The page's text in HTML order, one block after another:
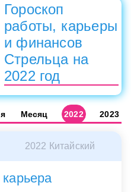
Гороскоп
работы, карьеры
и финансов
Стрельца на
2022 год
Месяц 2022 2023
2022 Китайский